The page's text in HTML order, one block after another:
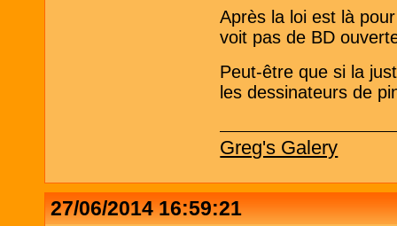
Après la loi est là
voit pas de BD
Peut-être que si la
les dessinateurs de
Greg's Galery
27/06/2014 16:59:21